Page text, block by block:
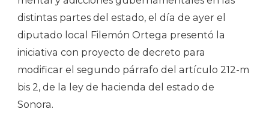
distintas partes del estado, el día de ayer el
diputado local Filemón Ortega presentó la
iniciativa con proyecto de decreto para
modificar el segundo párrafo del artículo 212-m
bis 2, de la ley de hacienda del estado de
Sonora.